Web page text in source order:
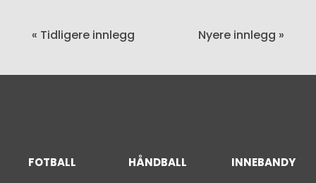
« Tidligere innlegg Nyere innlegg »
FOTBALL HÅNDBALL INNEBANDY